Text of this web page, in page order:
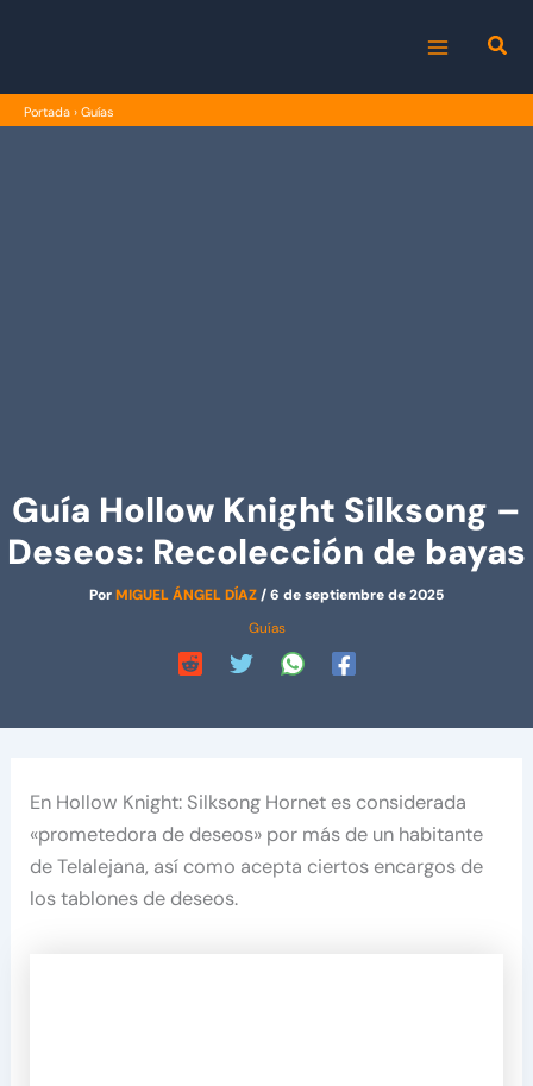
MENU
Portada › Guías
Guía Hollow Knight Silksong –
Deseos: Recolección de bayas
PorMIGUEL ÁNGEL DÍAZ/6 de septiembre de 2025
Guías
En Hollow Knight: Silksong Hornet es considerada
«prometedora de deseos» por más de un habitante
de Telalejana, así como acepta ciertos encargos de
los tablones de deseos.